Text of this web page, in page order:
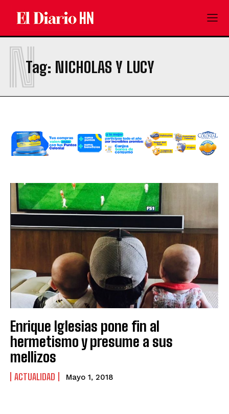
Tag: NICHOLAS Y LUCY
N
Enrique Iglesias pone fin al
hermetismo y presume a sus
mellizos
ACTUALIDAD Mayo 1, 2018